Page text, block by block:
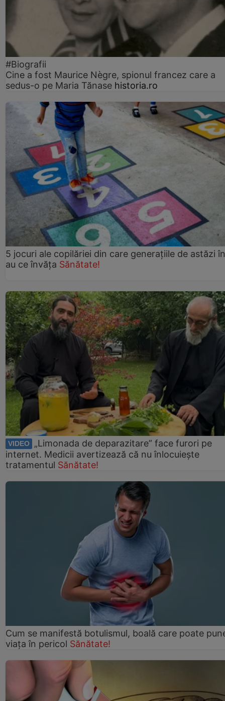
#Biografii
Cine a fost Maurice Nègre, spionul francez care a
sedus-o pe Maria Tănase historia.ro
5 jocuri ale copilăriei din care generațiile de astăzi
au ce învăța Sănătate!
VIDEO
„Limonada de deparazitare” face furori pe
internet. Medicii avertizează că nu înlocuiește
tratamentul Sănătate!
Cum se manifestă botulismul, boală care poate
viaţa în pericol Sănătate!